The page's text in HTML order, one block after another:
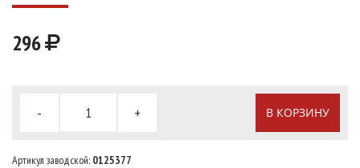
296
- + В КОРЗИНУ
Артикул заводской: 0125377